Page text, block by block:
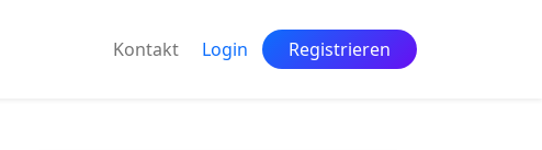
Kontakt Login Registrieren